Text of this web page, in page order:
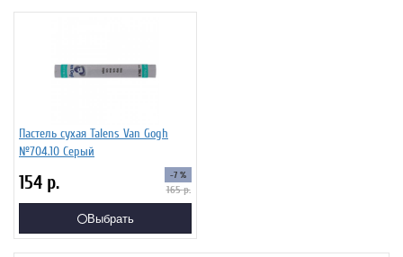
Пастель сухая Talens Van Gogh
№704.10 Серый
154 р. -7 %
165р.
Выбрать